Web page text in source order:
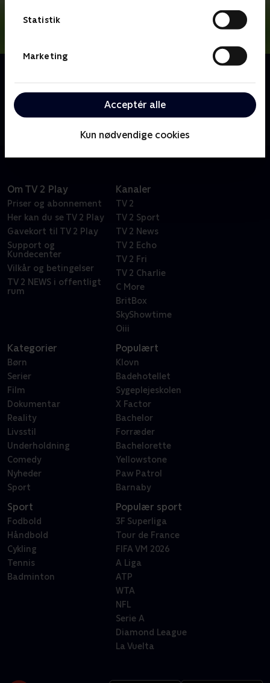
Statistik
Marketing
Acceptér alle
Kun nødvendige cookies
handler om de seks heroiske redningshvalpe Chase,
Marshall, Rocky, Rubble, Zuma og Skye - med den
teknik-kyndige dreng, Ryder, i spidsen.
Om TV 2 Play
Priser og abonnement
Her kan du se TV 2 Play
Gavekort til TV 2 Play
Support og
Kundecenter
Vilkår og betingelser
TV 2 NEWS i offentligt
rum
Kanaler
TV 2
TV 2 Sport
TV 2 News
TV 2 Echo
TV 2 Fri
TV 2 Charlie
C More
BritBox
SkyShowtime
Oiii
Kategorier
Børn
Serier
Film
Dokumentar
Reality
Livsstil
Underholdning
Comedy
Nyheder
Sport
Populært
Klovn
Badehotellet
Sygeplejeskolen
X Factor
Bachelor
Forræder
Bachelorette
Yellowstone
Paw Patrol
Barnaby
Sport
Fodbold
Håndbold
Cykling
Tennis
Badminton
Populær sport
3F Superliga
Tour de France
FIFA VM 2026
A Liga
ATP
WTA
NFL
Serie A
Diamond League
La Vuelta